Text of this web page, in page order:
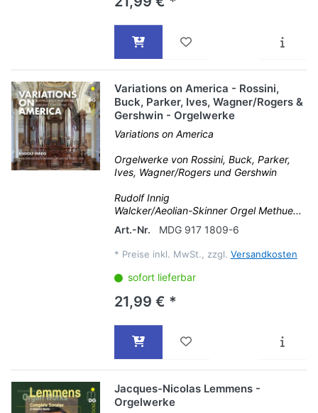
Variations on America - Rossini,
Buck, Parker, Ives, Wagner/Rogers &
Gershwin - Orgelwerke
Variations on America
Orgelwerke von Rossini, Buck, Parker,
Ives, Wagner/Rogers und Gershwin
Rudolf Innig
Walcker/Aeolian-Skinner Orgel Methue...
Art.-Nr.
MDG 917 1809-6
* Preise inkl. MwSt., zzgl. Versandkosten
sofort lieferbar
21,99 € *
Jacques-Nicolas Lemmens -
Orgelwerke